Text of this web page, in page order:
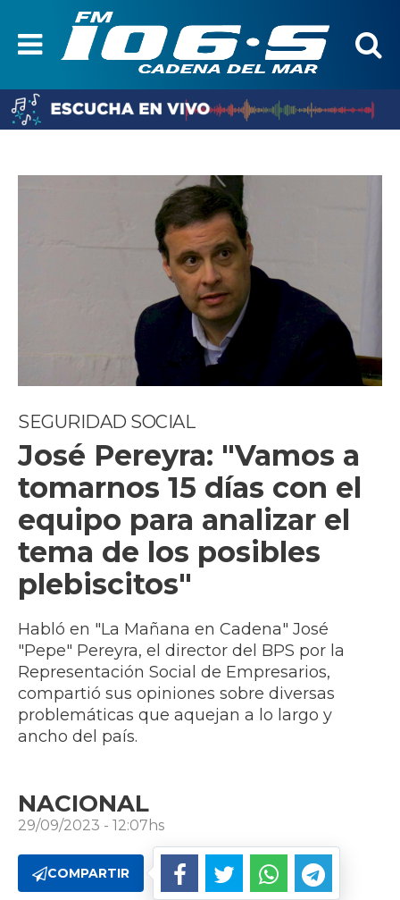
SEGURIDAD SOCIAL
José Pereyra: "Vamos a
tomarnos 15 días con el
equipo para analizar el
tema de los posibles
plebiscitos"
Habló en "La Mañana en Cadena" José
"Pepe" Pereyra, el director del BPS por la
Representación Social de Empresarios,
compartió sus opiniones sobre diversas
problemáticas que aquejan a lo largo y
ancho del país.
NACIONAL
29/09/2023 - 12:07hs
COMPARTIR